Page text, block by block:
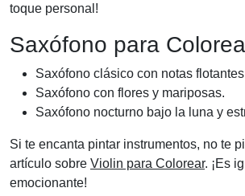
toque personal!
Saxófono para
Saxófono clásico con notas
Saxófono con flores y mariposas.
Saxófono nocturno bajo la luna y
Si te encanta pintar instrumentos, no te
artículo sobre Violin para Colorear. ¡Es
emocionante!